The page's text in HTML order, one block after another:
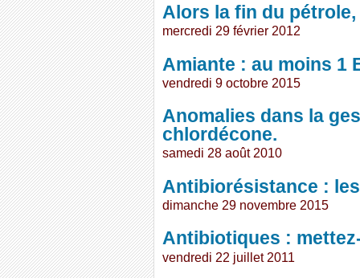
Alors la fin du
mercredi 29 février 2012
Amiante : au moins 1
vendredi 9 octobre 2015
Anomalies dans la
chlordécone.
samedi 28 août 2010
Antibiorésistance :
dimanche 29 novembre 2015
Antibiotiques :
vendredi 22 juillet 2011